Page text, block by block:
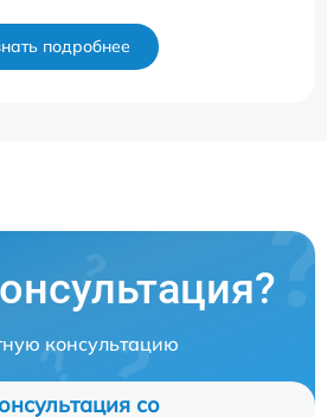
подробнее
консультацию
со